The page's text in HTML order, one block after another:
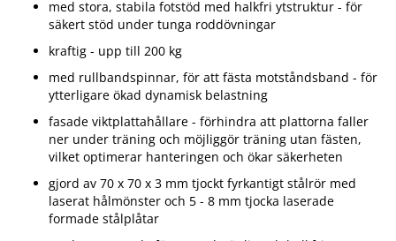
med stora, stabila fotstöd med halkfri ytstruktur - för
säkert stöd under tunga roddövningar
kraftig - upp till 200 kg
med rullbandspinnar, för att fästa motståndsband - för
ytterligare ökad dynamisk belastning
fasade viktplattahållare - förhindra att plattorna faller
ner under träning och möjliggör träning utan fästen,
vilket optimerar hanteringen och ökar säkerheten
gjord av 70 x 70 x 3 mm tjockt fyrkantigt stålrör med
laserat hålmönster och 5 - 8 mm tjocka laserade
formade stålplåtar